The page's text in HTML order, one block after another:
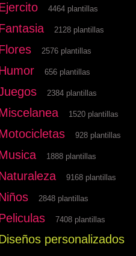
4464 plantillas
2128 plantillas
2576 plantillas
656 plantillas
2384 plantillas
1520 plantillas
928 plantillas
1888 plantillas
9168 plantillas
2848 plantillas
7408 plantillas
personalizados